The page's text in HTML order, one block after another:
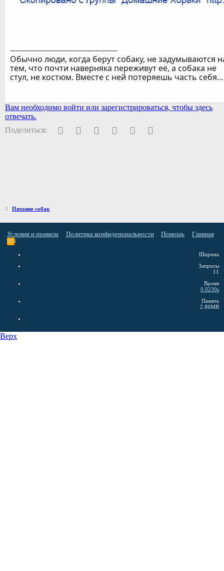
-------------------------------------------
Обычно люди, когда берут собаку, не задумываются
тем, что почти наверняка переживут её, а собака не
стул, не костюм. Вместе с ней потеряешь часть себя…
Вам необходимо войти или зарегистрироваться, чтобы здесь
отвечать.
Поделиться:
Facebook
Twitter PinterestWhatsAppЭлектронная почта
Питание собак
Условия и правила Политика конфиденциальности Помощь Главная
RSS
Ширина
Запросы
11
Время
0.0239s
Память
2.86MB
Верх